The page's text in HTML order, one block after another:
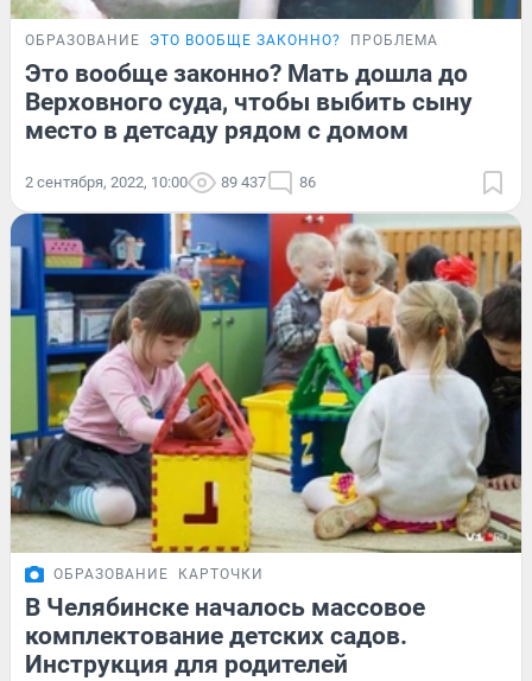
ОБРАЗОВАНИЕ ЭТО ВООБЩЕ ЗАКОННО? ПРОБЛЕМА
Это вообще законно? Мать дошла до
Верховного суда, чтобы выбить сыну
место в детсаду рядом с домом
2 сентября, 2022, 10:00 89 437 86
ОБРАЗОВАНИЕ КАРТОЧКИ
В Челябинске началось массовое
комплектование детских садов.
Инструкция для родителей